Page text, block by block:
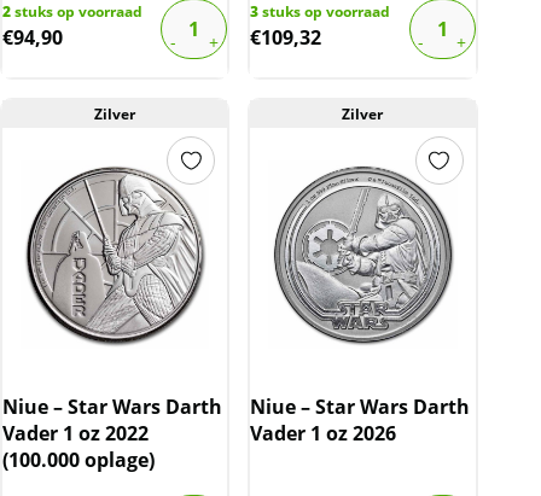
2stuks op voorraad
€94,90
3stuks op voorraad
€109,32
Zilver
Niue – Star Wars Darth
Vader 1 oz 2022
(100.000 oplage)
Zilver
Niue – Star Wars Darth
Vader 1 oz 2026